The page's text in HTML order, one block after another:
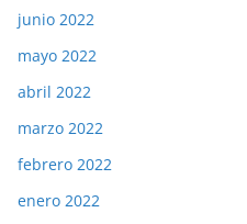
junio 2022
mayo 2022
abril 2022
marzo 2022
febrero 2022
enero 2022